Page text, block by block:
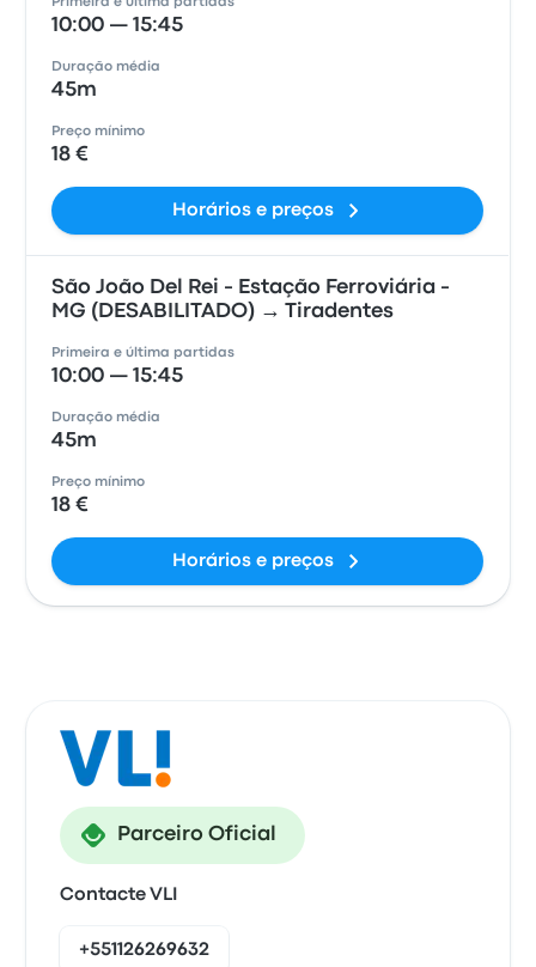
Primeira e última partidas
10:00 — 15:45
Duração média
45m
Preço mínimo
18 €
Horários e preços
São João Del Rei - Estação Ferroviária -
MG (DESABILITADO) → Tiradentes
Primeira e última partidas
10:00 — 15:45
Duração média
45m
Preço mínimo
18 €
Horários e preços
Parceiro Oficial
Contacte VLI
+551126269632